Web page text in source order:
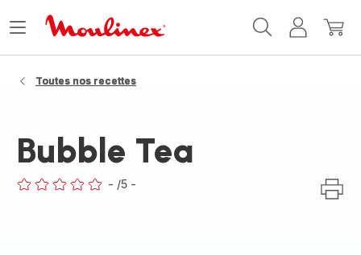
MonMon
Ouvrir
Toutes nos recettes
Bubble Tea
- /5 -